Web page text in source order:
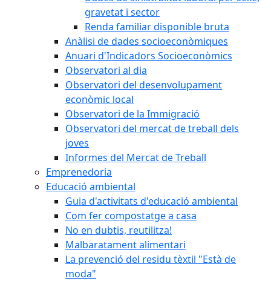
gravetat i sector
Renda familiar disponible bruta
Anàlisi de dades socioeconòmiques
Anuari d'Indicadors Socioeconòmics
Observatori al dia
Observatori del desenvolupament
econòmic local
Observatori de la Immigració
Observatori del mercat de treball dels
joves
Informes del Mercat de Treball
Emprenedoria
Educació ambiental
Guia d'activitats d'educació ambiental
Com fer compostatge a casa
No en dubtis, reutilitza!
Malbaratament alimentari
La prevenció del residu tèxtil "Està de
moda"